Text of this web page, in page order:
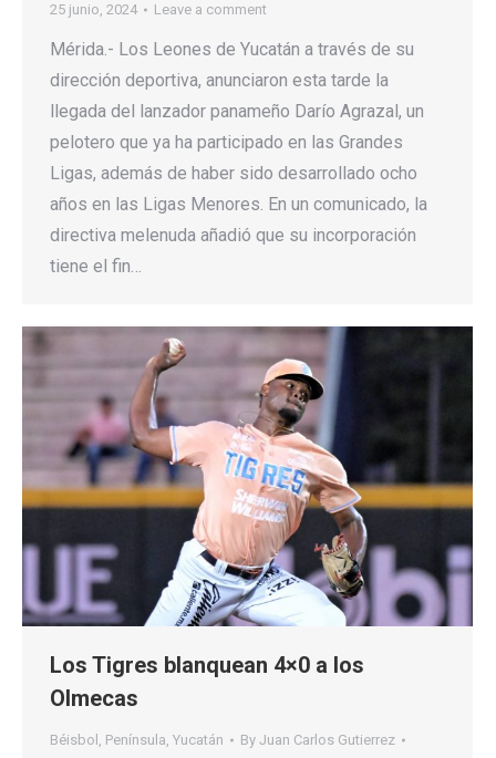
25 junio, 2024
Leave a comment
Mérida.- Los Leones de Yucatán a través de su
dirección deportiva, anunciaron esta tarde la
llegada del lanzador panameño Darío Agrazal, un
pelotero que ya ha participado en las Grandes
Ligas, además de haber sido desarrollado ocho
años en las Ligas Menores. En un comunicado, la
directiva melenuda añadió que su incorporación
tiene el fin…
Los Tigres blanquean 4×0 a los
Olmecas
Béisbol , Península, Yucatán By Juan Carlos Gutierrez